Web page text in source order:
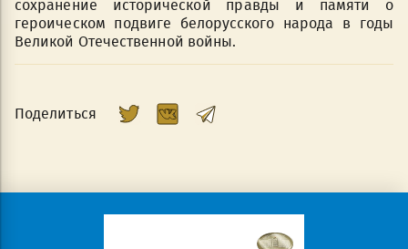
сохранение исторической правды и памяти о
героическом подвиге белорусского народа в годы
Великой Отечественной войны.
Поделиться